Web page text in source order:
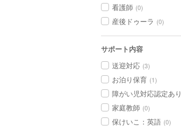
看護師 (0)
産後ドゥーラ (0)
サポート内容
送迎対応 (3)
お泊り保育 (1)
障がい児対応認定あり
家庭教師 (0)
保けいこ：英語 (0)